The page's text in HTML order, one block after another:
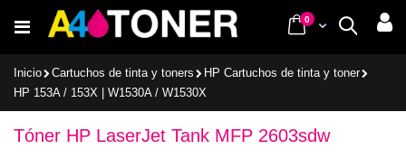
al
Buscar
Cart
0items
Inicio Cartuchos de tinta y toners
HP Cartuchos de tinta y toner
HP 153A / 153X | W1530A / W1530X
Tóner HP LaserJet Tank MFP 2603sdw